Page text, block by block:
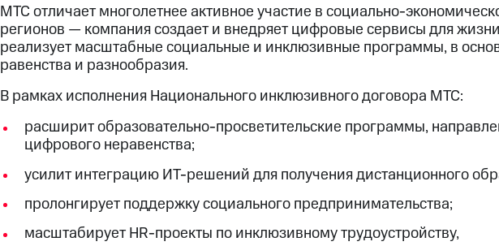
МТС отличает многолетнее активное участие в социально-
регионов — компания создает и внедряет цифровые сервисы для
реализует масштабные социальные и инклюзивные программы, в
равенства и разнообразия.
В рамках исполнения Национального инклюзивного договора МТС:
расширит образовательно-просветительские программы,
цифрового неравенства;
усилит интеграцию ИТ-решений для получения дистанционного
пролонгирует поддержку социального предпринимательства;
масштабирует HR-проекты по инклюзивному трудоустройству,